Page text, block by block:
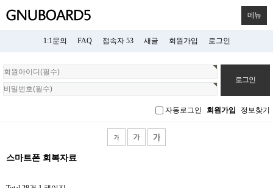
메뉴
1:1문의 FAQ 접속자 53 새글 회원가입 로그인
회
원
로
자동로그인 회원가입 정보찾기
스마트폰 회복자료